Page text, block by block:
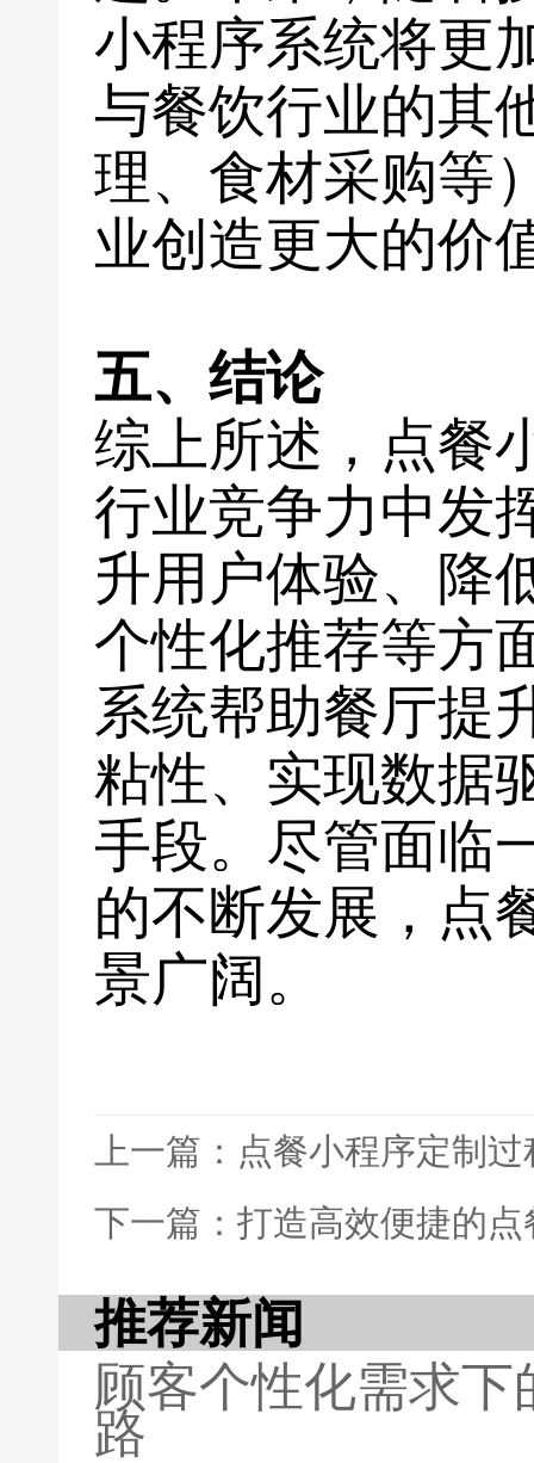
小程序系统将更
与餐饮行业的其
理、食材采购等
业创造更大的价
五、结论
综上所述，点餐
行业竞争力中发
升用户体验、降
个性化推荐等方
系统帮助餐厅提
粘性、实现数据
手段。尽管面临
的不断发展，点
景广阔。
上一篇：点餐小程序定制
下一篇：打造高效便捷的
推荐新闻
顾客个性化需求
路